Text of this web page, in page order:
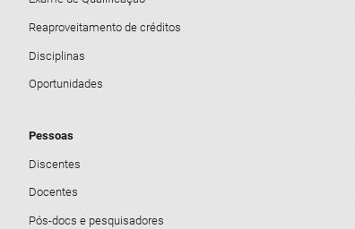
Reaproveitamento de créditos
Disciplinas
Oportunidades
Pessoas
Discentes
Docentes
Pós-docs e pesquisadores